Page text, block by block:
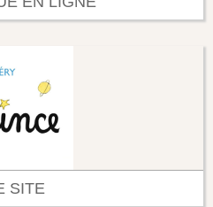
SITE